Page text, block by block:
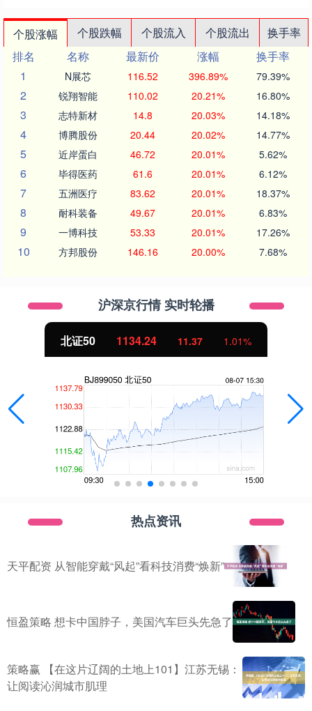
个股涨幅 个股跌幅 个股流入 个股流出
换手率
排名
名称 最新价 涨幅
换手率
1
N展芯 116.52 396.89% 79.39%
2 锐翔智能 110.02 20.21% 16.80%
3 志特新材 14.8 20.03% 14.18%
4 博腾股份 20.44 20.02% 14.77%
5 近岸蛋白 46.72 20.01% 5.62%
6 毕得医药 61.6 20.01% 6.12%
7 五洲医疗 83.62 20.01% 18.37%
8 耐科装备 49.67 20.01% 6.83%
9 一博科技 53.33 20.01% 17.26%
10 方邦股份 146.16 20.00% 7.68%
沪深京行情 实时轮播
北证50 1134.24 11.37 1.01%
热点资讯
天平配资 从智能穿戴“风起”看科技消费“焕新”
恒盈策略 想卡中国脖子，美国汽车巨头先急了
策略赢 【在这片辽阔的土地上101】江苏无锡：
让阅读沁润城市肌理